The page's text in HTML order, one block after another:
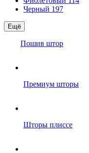
Черный 197
Ещё
Пошив штор
Премиум шторы
Шторы плиссе